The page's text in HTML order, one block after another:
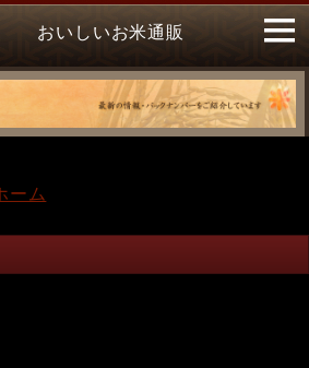
おいしいお米通販
ーム